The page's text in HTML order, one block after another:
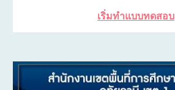
เริ่มทำแบบทดสอบ